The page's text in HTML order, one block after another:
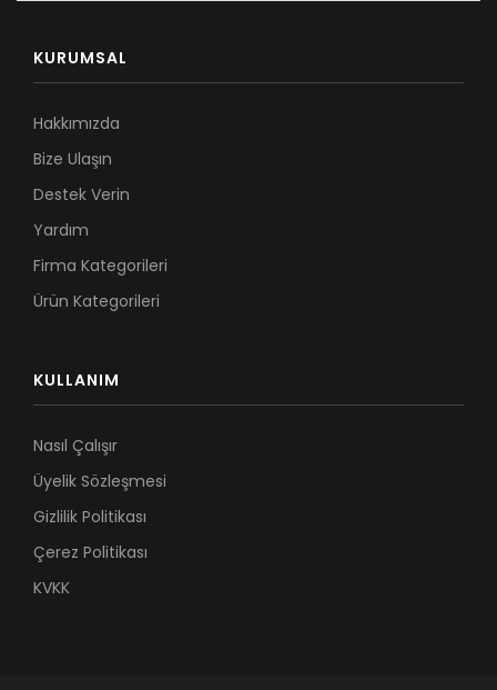
KURUMSAL
Hakkımızda
Bize Ulaşın
Destek Verin
Yardım
Firma Kategorileri
Ürün Kategorileri
KULLANIM
Nasıl Çalışır
Üyelik Sözleşmesi
Gizlilik Politikası
Çerez Politikası
KVKK